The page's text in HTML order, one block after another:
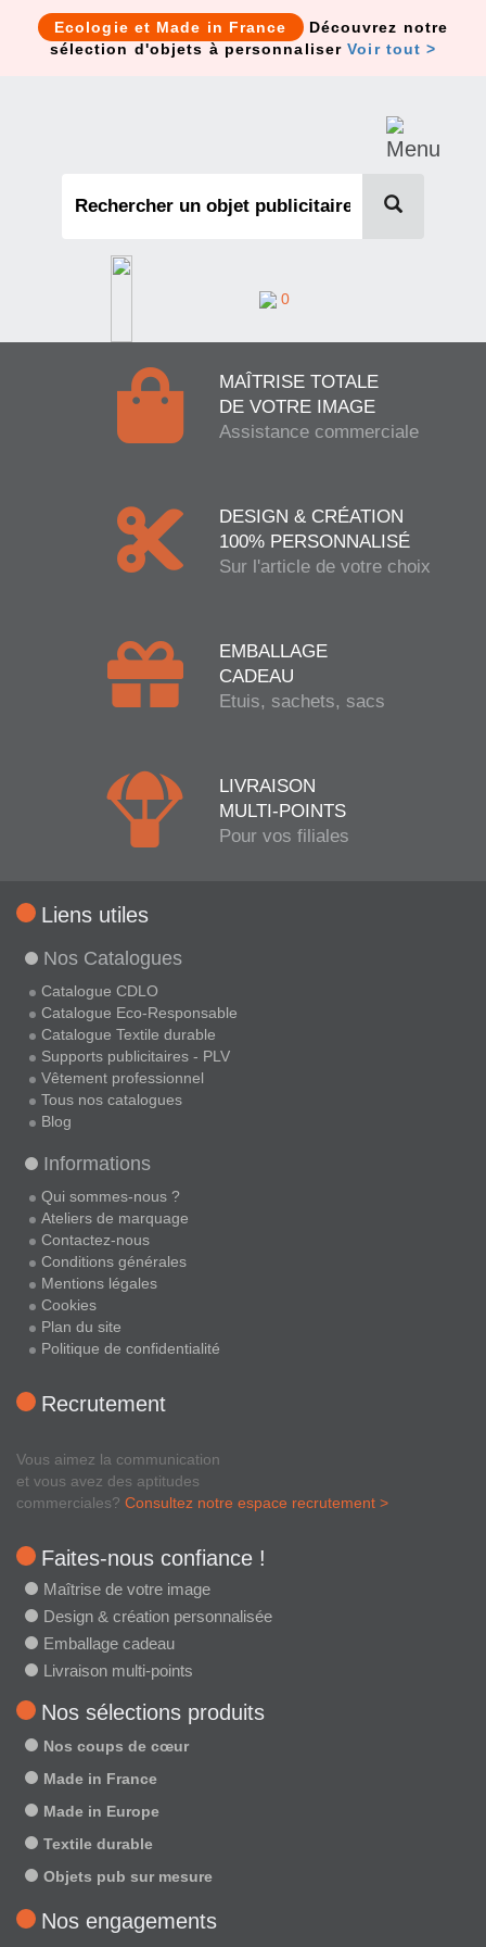
Ecologie et Made in France
Découvrez notre
sélection d'objets à personnaliserVoir tout >
0
MAÎTRISE TOTALE
DE VOTRE IMAGE
Assistance commerciale
DESIGN & CRÉATION
100% PERSONNALISÉ
Sur l'article de votre choix
EMBALLAGE
CADEAU
Etuis, sachets, sacs
LIVRAISON
MULTI-POINTS
Pour vos filiales
Liens utiles
Nos Catalogues
Catalogue CDLO
Catalogue Eco-Responsable
Catalogue Textile durable
Supports publicitaires - PLV
Vêtement professionnel
Tous nos catalogues
Blog
Informations
Qui sommes-nous ?
Ateliers de marquage
Contactez-nous
Conditions générales
Mentions légales
Cookies
Plan du site
Politique de confidentialité
Recrutement
Vous aimez la communication
et vous avez des aptitudes
commerciales? Consultez notre espace recrutement >
Faites-nous confiance !
Maîtrise de votre image
Design & création personnalisée
Emballage cadeau
Livraison multi-points
Nos sélections produits
Nos coups de cœur
Made in France
Made in Europe
Textile durable
Objets pub sur mesure
Nos engagements
Cookies management panel